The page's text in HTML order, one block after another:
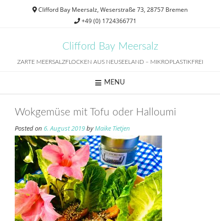
Clifford Bay Meersalz, Weserstraße 73, 28757 Bremen
+49 (0) 1724366771
Clifford Bay Meersalz
ZARTE MEERSALZFLOCKEN AUS NEUSEELAND – MIKROPLASTIKFREI
MENU
Wokgemüse mit Tofu oder Halloumi
Posted on 6. August 2019byMaike Tietjen